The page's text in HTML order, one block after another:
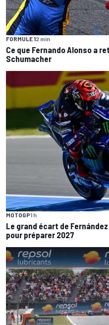
FORMULE 12 min
Ce que Fernando Alonso a
Schumacher
MOTOGP1 h
Le grand écart de
pour préparer 2027